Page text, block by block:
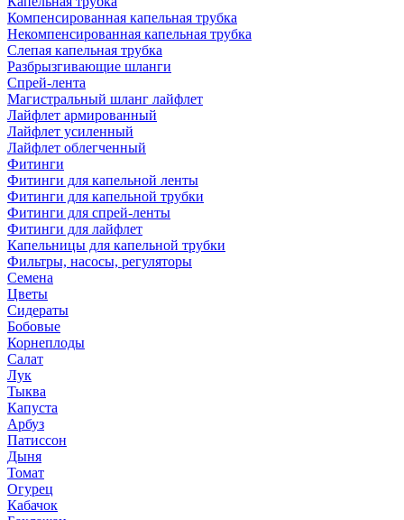
Компенсированная капельная трубка
Некомпенсированная капельная трубка
Слепая капельная трубка
Разбрызгивающие шланги
Спрей-лента
Магистральный шланг лайфлет
Лайфлет армированный
Лайфлет усиленный
Лайфлет облегченный
Фитинги
Фитинги для капельной ленты
Фитинги для капельной трубки
Фитинги для спрей-ленты
Фитинги для лайфлет
Капельницы для капельной трубки
Фильтры, насосы, регуляторы
Семена
Цветы
Сидераты
Бобовые
Корнеплоды
Салат
Лук
Тыква
Капуста
Арбуз
Патиссон
Дыня
Томат
Огурец
Кабачок